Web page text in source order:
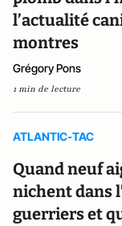
l’actualité
montres
Grégory Pons
1 min de lecture
ATLANTIC-TAC
Quand neuf
nichent dans
guerriers et